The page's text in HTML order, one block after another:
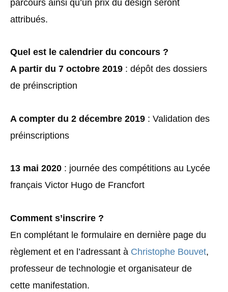
parcours ainsi qu’un prix du design seront
attribués.
Quel est le calendrier du concours ?
A partir du 7 octobre 2019 : dépôt des dossiers
de préinscription
A compter du 2 décembre 2019 : Validation des
préinscriptions
13 mai 2020 : journée des compétitions au Lycée
français Victor Hugo de Francfort
Comment s’inscrire ?
En complétant le formulaire en dernière page du
règlement et en l’adressant à Christophe Bouvet,
professeur de technologie et organisateur de
cette manifestation.